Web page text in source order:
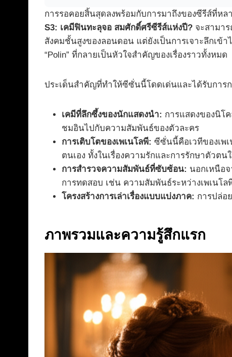
การรอคอยสิ้นสุดลงพร้อมกับการมาถึงของซีรีส์ที่ห
S3: เคมีฟินทะลุจอ สมศักดิ์ศรีซีรีส์แห่งปี? จะสามา
สังคมชั้นสูงของลอนดอน แต่ยังเป็นการเจาะลึกเข้
“Polin” ที่กลายเป็นหัวใจสำคัญของเรื่องราวทั้งหมด
ประเด็นสำคัญที่ทำให้ซีซั่นนี้โดดเด่นและได้รับการ
เคมีที่ลึกซึ้งของนักแสดงนำ: การแสดงของนิโ
ชมอินไปกับความสัมพันธ์ของตัวละคร
การเติบโตของเพเนโลพี: ซีซั่นนี้คือเวทีของเพ
ตนเอง ทั้งในเรื่องความรักและการรักษาตัวตน
การสำรวจความสัมพันธ์ที่ซับซ้อน: นอกเหนือ
การทดสอบ เช่น ความสัมพันธ์ระหว่างเพเนโ
โครงสร้างการเล่าเรื่องแบบแบ่งภาค: การปล่อ
ภาพรวมและความรู้สึกแรก